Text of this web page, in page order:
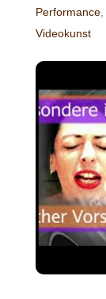
Performance,
Videokunst